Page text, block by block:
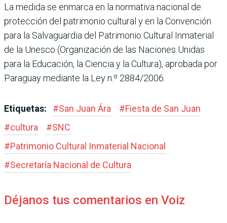
La medida se enmarca en la normativa nacional de
protección del patrimonio cultural y en la Convención
para la Salvaguardia del Patrimonio Cultural Inmaterial
de la Unesco (Organización de las Naciones Unidas
para la Educación, la Ciencia y la Cultura), aprobada por
Paraguay mediante la Ley n.º 2884/2006.
Etiquetas: #San Juan Ára #Fiesta de San Juan
#cultura #SNC
#Patrimonio Cultural Inmaterial Nacional
#Secretaría Nacional de Cultura
Déjanos tus comentarios en Voiz